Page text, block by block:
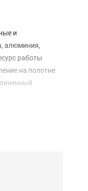
и
алюминия,
работы
на полотне